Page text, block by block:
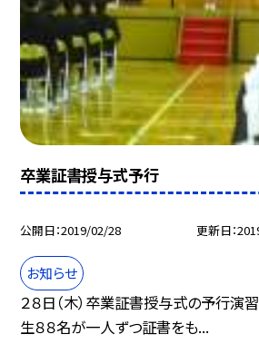
卒業証書授与式予行
公開日 2019/02/28 更新日
お知らせ
２８日（木）卒業証書授与式の予行演
生８８名が一人ずつ証書をも...